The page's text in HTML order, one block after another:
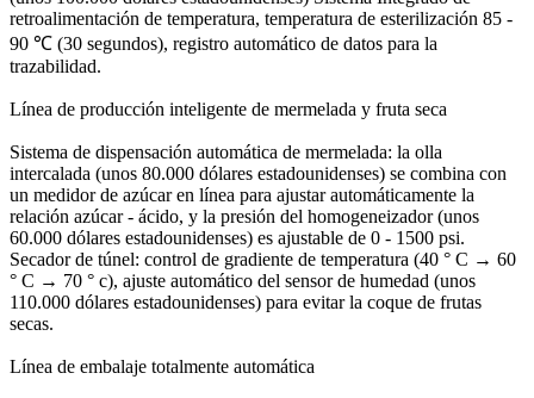
retroalimentación de temperatura, temperatura de esterilización 85 -
90 ℃ (30 segundos), registro automático de datos para la
trazabilidad.
Línea de producción inteligente de mermelada y fruta seca
Sistema de dispensación automática de mermelada: la olla
intercalada (unos 80.000 dólares estadounidenses) se combina con
un medidor de azúcar en línea para ajustar automáticamente la
relación azúcar - ácido, y la presión del homogeneizador (unos
60.000 dólares estadounidenses) es ajustable de 0 - 1500 psi.
Secador de túnel: control de gradiente de temperatura (40 ° C → 60
° C → 70 ° c), ajuste automático del sensor de humedad (unos
110.000 dólares estadounidenses) para evitar la coque de frutas
secas.
Línea de embalaje totalmente automática